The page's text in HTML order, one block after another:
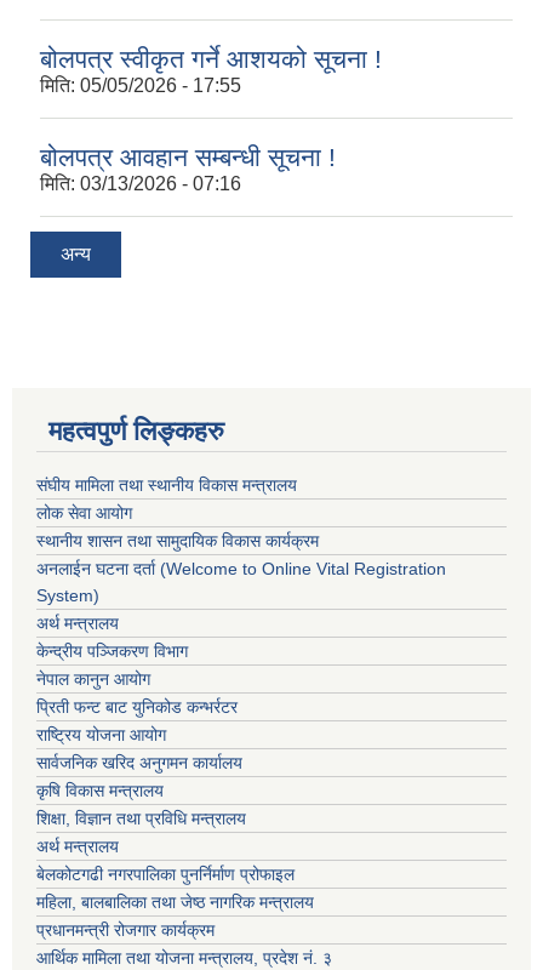
बोलपत्र स्वीकृत गर्ने आशयको सूचना !
मिति: 05/05/2026 - 17:55
बोलपत्र आवहान सम्बन्धी सूचना !
मिति: 03/13/2026 - 07:16
अन्य
महत्वपुर्ण लिङ्कहरु
संघीय मामिला तथा स्थानीय विकास मन्त्रालय
लोक सेवा आयोग
स्थानीय शासन तथा सामुदायिक विकास कार्यक्रम
अनलाईन घटना दर्ता (Welcome to Online Vital Registration
System)
अर्थ मन्त्रालय
केन्द्रीय पञ्जिकरण विभाग
नेपाल कानुन आयोग
प्रिती फन्ट बाट युनिकोड कन्भर्रटर
राष्ट्रिय योजना आयोग
सार्वजनिक खरिद अनुगमन कार्यालय
कृषि विकास मन्त्रालय
शिक्षा, विज्ञान तथा प्रविधि मन्त्रालय
अर्थ मन्त्रालय
बेलकोटगढी नगरपालिका पुनर्निर्माण प्रोफाइल
महिला, बालबालिका तथा जेष्ठ नागरिक मन्त्रालय
प्रधानमन्त्री रोजगार कार्यक्रम
आर्थिक मामिला तथा योजना मन्त्रालय, प्रदेश नं. ३